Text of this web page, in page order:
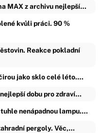
MAX z archivu nejlepší…
kvůli práci. 90 %
Reakce pokladní
jako sklo celé léto.…
dobu pro zdraví…
nenápadnou lampu.…
pergoly. Věc,…